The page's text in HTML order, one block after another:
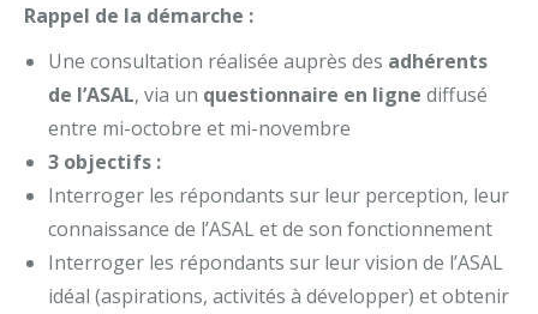
Rappel de la démarche :
Une consultation réalisée auprès des adhérents
de l’ASAL, via un questionnaire en ligne diffusé
entre mi-octobre et mi-novembre
3 objectifs :
Interroger les répondants sur leur perception, leur
connaissance de l’ASAL et de son fonctionnement
Interroger les répondants sur leur vision de l’ASAL
idéal (aspirations, activités à développer) et obtenir